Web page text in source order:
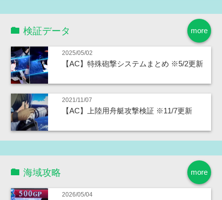
more
検証データ
2025/05/02
【AC】特殊砲撃システムまとめ ※5/2更新
2021/11/07
【AC】上陸用舟艇攻撃検証 ※11/7更新
more
海域攻略
2026/05/04